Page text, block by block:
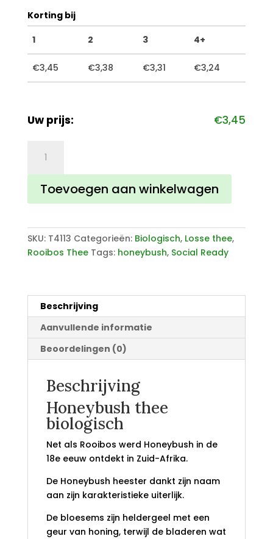
Korting bij
1
2 3 4+
€3,45 €3,38 €3,31 €3,24
Uw prijs: €3,45
thee
biologisch
aantal
Toevoegen aan winkelwagen
SKU: T4113 Categorieën: Biologisch, Losse thee,
Rooibos Thee Tags: honeybush, Social Ready
Beschrijving
Aanvullende informatie
Beoordelingen (0)
Beschrijving
Honeybush thee
biologisch
Net als Rooibos werd Honeybush in de
18e eeuw ontdekt in Zuid-Afrika.
De Honeybush heester dankt zijn naam
aan zijn karakteristieke uiterlijk.
De bloesems zijn heldergeel met een
geur van honing, terwijl de bladeren wat